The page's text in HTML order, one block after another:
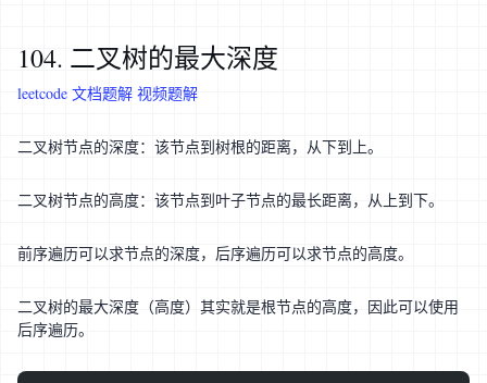
104. 二叉树的最大深度
leetcode 文档题解 视频题解
二叉树节点的深度：该节点到树根的距离，从下到上。
二叉树节点的高度：该节点到叶子节点的最长距离，从上到下。
前序遍历可以求节点的深度，后序遍历可以求节点的高度。
二叉树的最大深度（高度）其实就是根节点的高度，因此可以使用
后序遍历。